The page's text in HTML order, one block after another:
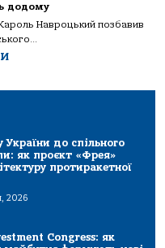
додому
Навроцький позбавив
України до спільного
як проєкт «Фрея»
протиракетної
2026
Congress: як